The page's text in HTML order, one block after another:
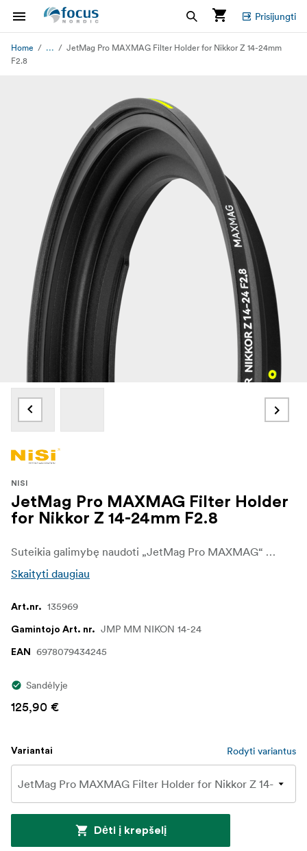
Prisijungti
Home ...
JetMag Pro MAXMAG Filter Holder for Nikkor Z 14-24mm
F2.8
NISI
JetMag Pro MAXMAG Filter Holder
for Nikkor Z 14-24mm F2.8
Suteikia galimybę naudoti „JetMag Pro MAXMAG“ filtrus su objektyvu „Nikkor Z 14-24mm F2.8 S“, kuris neturi priekinio filtro sriegio. Sukurti itin kompaktiško dizaino, jie išlaiko švarius kraštus net ir ant itin plataus kampo objektyvų.
Skaityti daugiau
Art.nr. 135969
Gamintojo Art. nr. JMP MM NIKON 14-24
EAN 6978079434245
Sandėlyje
125,90 €
Variantai Rodyti variantus
Dėti į krepšelį